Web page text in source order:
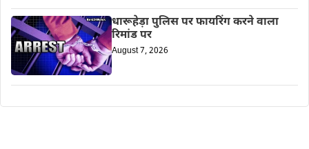
धारूहेड़ा पुलिस पर फायरिंग करने वाला
रिमांड पर
August 7, 2026